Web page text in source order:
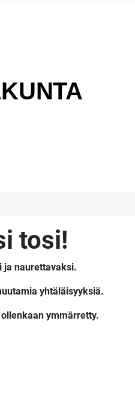
tosi!
ja naurettavaksi.
yhtäläisyyksiä.
ymmärretty.